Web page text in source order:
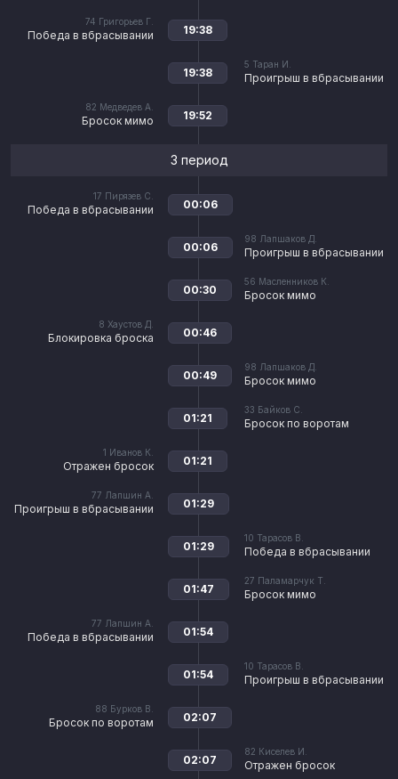
74 Григорьев Г.
Победа в вбрасывании 19:38
5 Таран И.
Проигрыш в вбрасывании
19:38
82 Медведев А.
Бросок мимо 19:52
3 период
17 Пирязев С.
Победа в вбрасывании 00:06
98 Лапшаков Д.
Проигрыш в вбрасывании
00:06
56 Масленников К.
Бросок мимо
00:30
8 Хаустов Д.
Блокировка броска 00:46
98 Лапшаков Д.
Бросок мимо
00:49
33 Байков С.
Бросок по воротам
01:21
1 Иванов К.
Отражен бросок 01:21
77 Лапшин А.
Проигрыш в вбрасывании 01:29
10 Тарасов В.
Победа в вбрасывании
01:29
27 Паламарчук Т.
Бросок мимо
01:47
77 Лапшин А.
Победа в вбрасывании 01:54
10 Тарасов В.
Проигрыш в вбрасывании
01:54
88 Бурков В.
Бросок по воротам 02:07
82 Киселев И.
Отражен бросок
02:07